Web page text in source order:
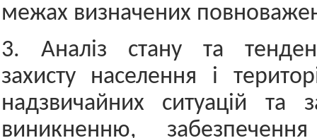
межах визначених
3. Аналіз стану та
захисту населення і
надзвичайних ситуацій та
виникненню, забезпечення